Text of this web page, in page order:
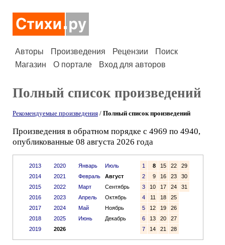
Авторы Произведения Рецензии
Поиск
Магазин
О портале Вход для авторов
Полный список произведений
Рекомендуемые произведения / Полный список произведений
Произведения в обратном порядке с 4969 по 4940,
опубликованные 08 августа 2026 года
2013
2014
2015
2016
2017
2018
2019
2020
2021
2022
2023
2024
2025
2026
Январь
Июль
Февраль
Август
Март
Сентябрь
Апрель
Октябрь
Май
Ноябрь
Июнь
Декабрь
1 8 15 22
29
2
9 16 23
30
3
10 17 24
31
4
11 18
25
5
12 19
26
6
13 20
27
7
14 21 28